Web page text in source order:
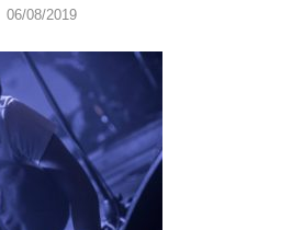
06/08/2019